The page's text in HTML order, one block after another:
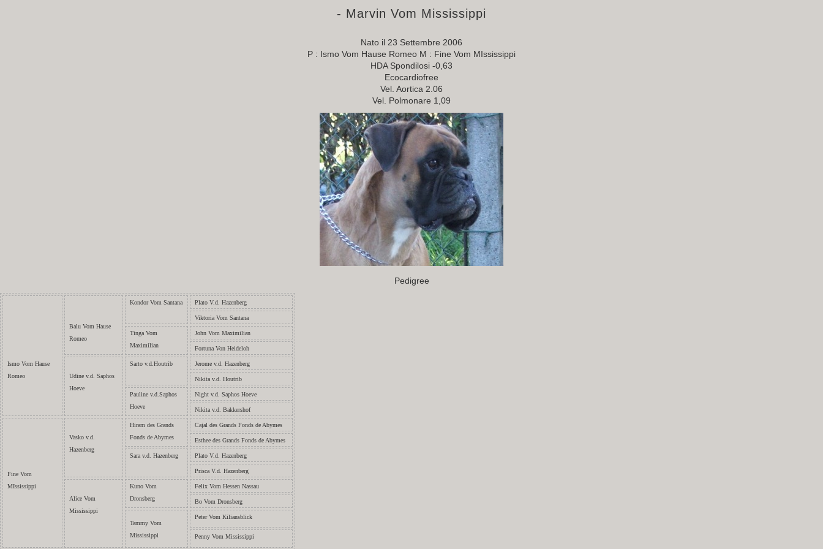
- Marvin Vom Mississippi
Nato il 23 Settembre 2006
P : Ismo Vom Hause Romeo M : Fine Vom MIssissippi
HDA Spondilosi -0,63
Ecocardiofree
Vel. Aortica 2.06
Vel. Polmonare 1,09
Pedigree
Ismo Vom Hause
Romeo
Balu Vom Hause
Romeo
Kondor Vom Santana Plato V.d. Hazenberg
Viktoria Vom Santana
Tinga Vom
Maximilian
John Vom Maximilian
Fortuna Von Heideloh
Udine v.d. Saphos
Hoeve
Sarto v.d.Houtrib Jerome v.d. Hazenberg
Nikita v.d. Houtrib
Pauline v.d.Saphos
Hoeve
Night v.d. Saphos Hoeve
Nikita v.d. Bakkershof
Fine Vom
MIssissippi
Vasko v.d.
Hazenberg
Hiram des Grands
Fonds de Abymes
Cajal des Grands Fonds de Abymes
Esthee des Grands Fonds de Abymes
Sara v.d. Hazenberg Plato V.d. Hazenberg
Prisca V.d. Hazenberg
Alice Vom
Mississippi
Kuno Vom
Dronsberg
Felix Vom Hessen Nassau
Bo VomDronsberg
Tammy Vom
Mississippi
Peter Vom Kiliansblick
Penny Vom Mississippi